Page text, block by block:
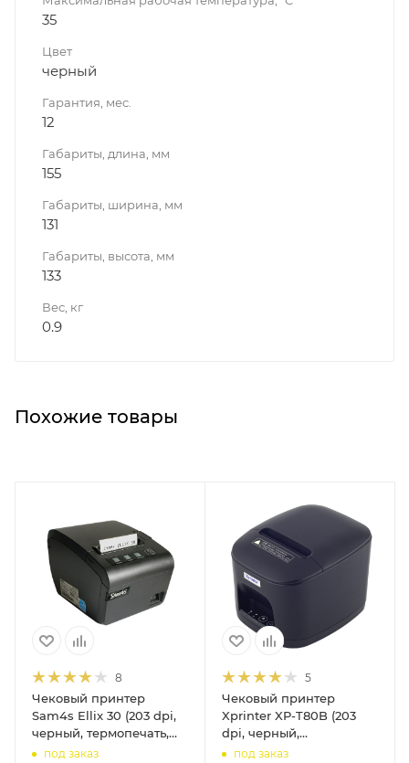
35
Цвет
черный
Гарантия, мес.
12
Габариты, длина, мм
155
Габариты, ширина, мм
131
Габариты, высота, мм
133
Вес, кг
0.9
Похожие товары
8
Чековый принтер
Sam4s Ellix 30 (203 dpi,
черный, термопечать,
USB/RS-232/Ethernet, с
под заказ
5
Чековый принтер
Xprinter XP-T80B (203
dpi, черный,
термопечать,
под заказ